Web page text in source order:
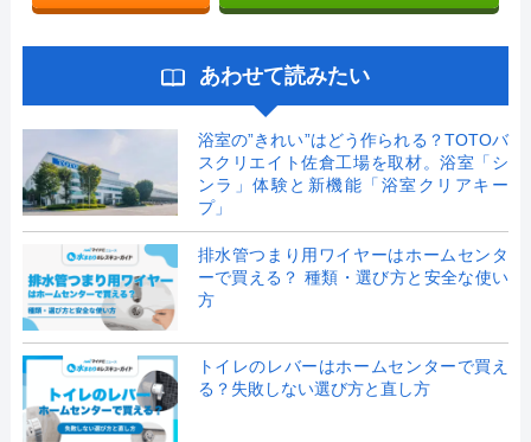
あわせて読みたい
浴室の”きれい”はどう作られる？TOTOバ
スクリエイト佐倉工場を取材。浴室「シ
ンラ」体験と新機能「浴室クリアキー
プ」
排水管つまり用ワイヤーはホームセンタ
ーで買える？ 種類・選び方と安全な使い
方
トイレのレバーはホームセンターで買え
る？失敗しない選び方と直し方